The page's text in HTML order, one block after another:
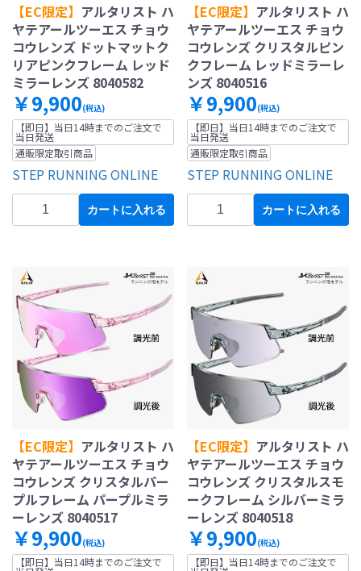
【EC限定】 アルタリスト ハ
ヤテアールツーエス チョウ
コウレンズ ドットマットク
リアピンクフレーム レッド
ミラーレンズ 8040582
￥9,900(税込)
【即日】当日14時までのご注文で
当日発送
通販限定取引商品
STEP RUNNING ONLINE
カートに入れる
【EC限定】 アルタリスト ハ
ヤテアールツーエス チョウ
コウレンズ クリスタルピン
クフレーム レッドミラーレ
ンズ 8040516
￥9,900(税込)
【即日】当日14時までのご注文で
当日発送
通販限定取引商品
STEP RUNNING ONLINE
カートに入れる
【EC限定】 アルタリスト ハ
ヤテアールツーエス チョウ
コウレンズ クリスタルパー
プルフレーム パープルミラ
ーレンズ 8040517
￥9,900(税込)
【即日】当日14時までのご注文で
【EC限定】 アルタリスト ハ
ヤテアールツーエス チョウ
コウレンズ クリスタルスモ
ークフレーム シルバーミラ
ーレンズ 8040518
￥9,900(税込)
【即日】当日14時までのご注文で